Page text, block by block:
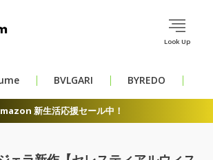
Look Up
BVLGARI BYREDO
新生活応援セール中！